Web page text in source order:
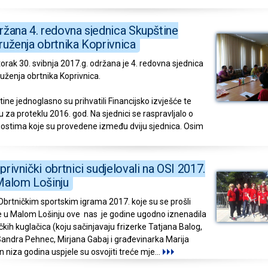
4. redovna sjednica Skupštine
obrtnika Koprivnica
30. svibnja 2017.g. održana je 4. redovna sjednica
obrtnika Koprivnica.
jednoglasno su prihvatili Financijsko izvješće te
za proteklu 2016. god. Na sjednici se raspravljalo o
koje su provedene između dviju sjednica. Osim
obrtnici sudjelovali na OSI 2017.
Lošinju
sportskim igrama 2017. koje su se prošli
u Malom Lošinju ove nas je godine ugodno iznenadila
kuglačica (koju sačinjavaju frizerke Tatjana Balog,
Pehnec, Mirjana Gabaj i građevinarka Marija
niza godina uspjele su osvojiti treće mje